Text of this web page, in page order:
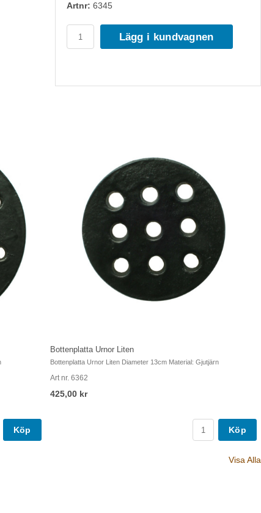
Artnr: 6345
Lägg i kundvagnen
Köp
Bottenplatta Urnor Liten
Bottenplatta Urnor Liten Diameter 13cm Material: Gjutjärn
Art nr. 6362
425,00 kr
Köp
Visa Alla